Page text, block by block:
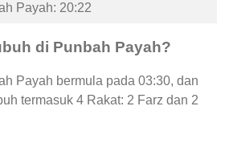
Payah: 20:22
di Punbah Payah?
Payah bermula pada 03:30, dan
termasuk 4 Rakat: 2 Farz dan 2